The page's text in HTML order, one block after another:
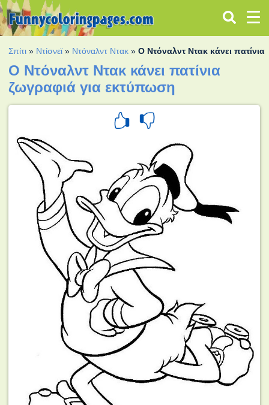
Σπίτι » Ντίσνεϊ» Ντόναλντ Ντακ »Ο Ντόναλντ Ντακ κάνει πατίνια
Ο Ντόναλντ Ντακ κάνει πατίνια
ζωγραφιά για εκτύπωση